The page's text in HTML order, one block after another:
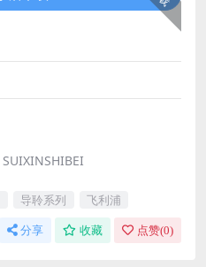
导聆系列 飞利浦
分享 收藏 点赞(0)